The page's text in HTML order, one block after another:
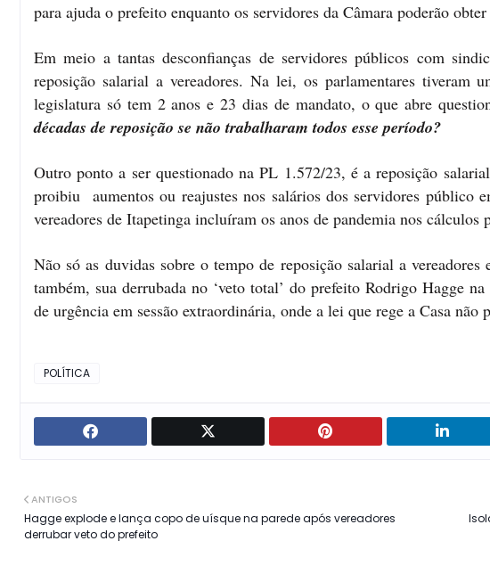
para ajuda o prefeito enquanto os servidores da Câmara poderão
Em meio a tantas desconfianças de servidores públicos com
reposição salarial a vereadores. Na lei, os parlamentares tiveram
legislatura só tem 2 anos e 23 dias de mandato, o que abre
décadas de reposição se não trabalharam todos esse período?
Outro ponto a ser questionado na PL 1.572/23, é a reposição
proibiu aumentos ou reajustes nos salários dos servidores público
vereadores de Itapetinga incluíram os anos de pandemia nos cálculos
Não só as duvidas sobre o tempo de reposição salarial a
também, sua derrubada no ‘veto total’ do prefeito Rodrigo Hagge
de urgência em sessão extraordinária, onde a lei que rege a Casa não
POLÍTICA
ANTIGOS
Hagge explode e lança copo de uísque na parede após vereadores
derrubar veto do prefeito